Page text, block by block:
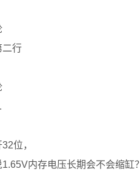
二行
位，
内存电压长期会不会缩缸？